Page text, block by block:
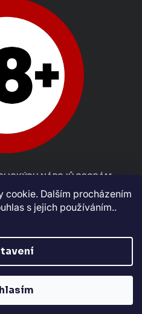
cookie. Dalším procházením
s jejich používáním..
NÁPOJŮ OSOBÁM
Shoptet